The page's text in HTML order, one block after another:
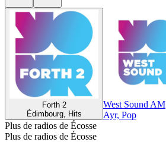
Forth 2
Édimbourg, Hits
West Sound AM
Ayr, Pop
Plus de radios de Écosse
Plus de radios de Écosse